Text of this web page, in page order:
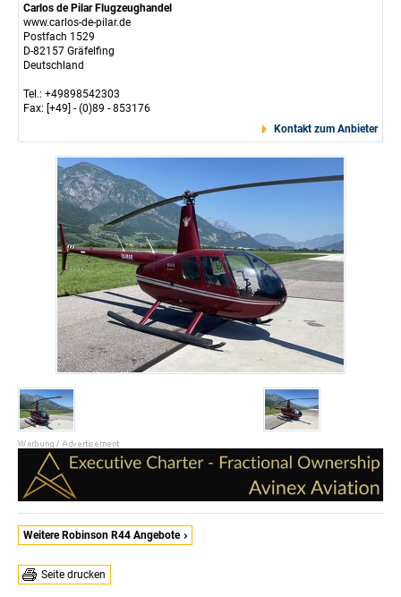
Carlos de Pilar Flugzeughandel
www.carlos-de-pilar.de
Postfach 1529
D-82157 Gräfelfing
Deutschland
Tel.: +49898542303
Fax: [+49] - (0)89 - 853176
Kontakt zum Anbieter
Weitere Robinson R44 Angebote
Seite drucken